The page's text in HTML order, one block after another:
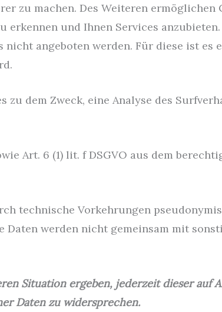
zu machen. Des Weiteren ermöglichen
erkennen und Ihnen Services
angeboten werden. Für diese ist es
dem Zweck, eine Analyse des
Art. 6 (1) lit. f DSGVO aus dem
technische Vorkehrungen
werden nicht gemeinsam mit
Situation ergeben, jederzeit dieser auf
Daten zu widersprechen.